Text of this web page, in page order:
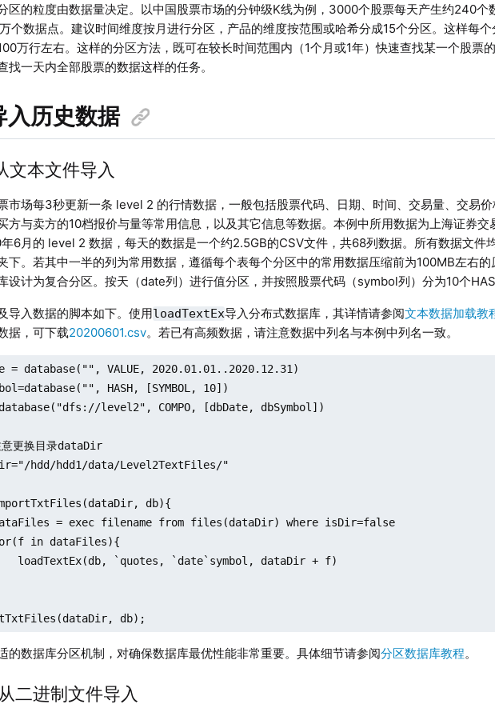
区的粒度由数据量决定。以中国股票市场的分钟级K线为例，3000个股票每天产生约240个
个数据点。建议时间维度按月进行分区，产品的维度按范围或哈希分成15个分区。这样每个
万行左右。这样的分区方法，既可在较长时间范围内（1个月或1年）快速查找某一个股票
找一天内全部股票的数据这样的任务。
入历史数据
文本文件导入
市场每3秒更新一条 level 2 的行情数据，一般包括股票代码、日期、时间、交易量、交易价
方与卖方的10档报价与量等常用信息，以及其它信息等数据。本例中所用数据为上海证券交
6月的 level 2 数据，每天的数据是一个约2.5GB的CSV文件，共68列数据。所有数据文件
下。若其中一半的列为常用数据，遵循每个表每个分区中的常用数据压缩前为100MB左右的
设计为复合分区。按天（date列）进行值分区，并按照股票代码（symbol列）分为10个
导入数据的脚本如下。使用loadTextEx导入分布式数据库，其详情请参阅文本数据加载教
据，可下载20200601.csv。若已有高频数据，请注意数据中列名与本例中列名一致。
= database("", VALUE, 2020.01.01..2020.12.31)
HASH, [SYMBOL, 10])
level2", COMPO, [dbDate, dbSymbol])
更换目录dataDir
hdd/hdd1/data/Level2TextFiles/"
db){
= exec filename from files(dataDir) where isDir=false
in dataFiles){
loadTextEx(db, `quotes, `date`symbol, dataDir + f)
db);
的数据库分区机制，对确保数据库最优性能非常重要。具体细节请参阅分区数据库教程。
二进制文件导入